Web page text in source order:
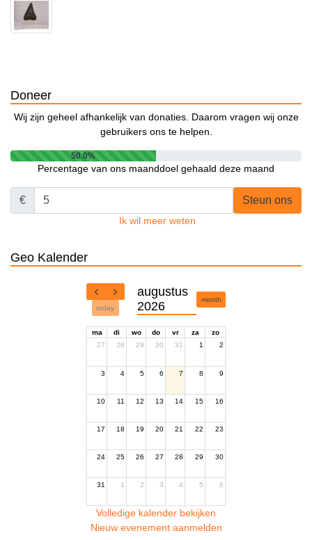
Doneer
Wij zijn geheel afhankelijk van donaties. Daarom vragen wij onze
gebruikers ons te helpen.
50.0%
Percentage van ons maanddoel gehaald deze maand
€ Steun ons
Ik wil meer weten
Geo Kalender
today
augustus
2026
month
ma di wo do vr za
zo
27
28 29 30 31 1 2
3 4 5 6 7 8 9
10 11 12 13 14 15 16
17 18 19 20 21 22 23
24 25 26 27 28 29 30
31 1 2 3 4 5 6
Volledige kalender bekijken
Nieuw evenement aanmelden